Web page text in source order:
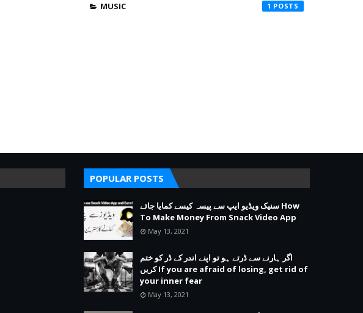
MUSIC 1
POPULAR POSTS
سنیک ویڈیو ایپ سے پیسہ کیسے کمایا جائے How
To Make Money From Snack Video App
May 13, 2021
اگر ہارنے سے ڈرتے ہو تو اپنے اندر کے ڈر کو ختم
کریں If you are afraid of losing, get rid of
your inner fear
May 13, 2021